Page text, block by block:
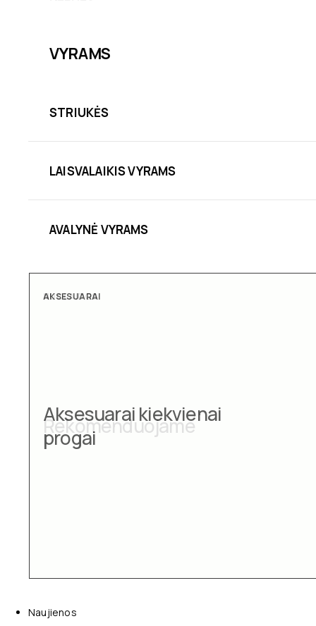
VYRAMS
STRIUKĖS
LAISVALAIKIS VYRAMS
AVALYNĖ VYRAMS
AKSESUARAI
Aksesuarai kiekvienai
progai
Naujienos